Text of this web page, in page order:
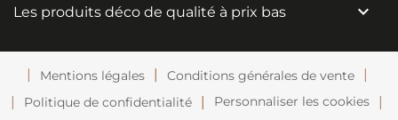
Les produits déco de qualité à prix bas 
Mentions légales
Conditions générales de vente
Politique de confidentialité
Personnaliser les cookies